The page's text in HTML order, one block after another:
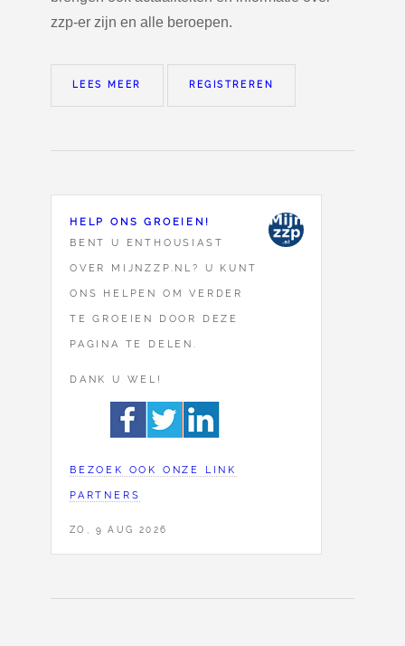
zzp-er zijn en alle beroepen.
LEES MEER REGISTREREN
HELP ONS GROEIEN!
BENT U ENTHOUSIAST
OVER MIJNZZP.NL? U KUNT
ONS HELPEN OM VERDER
TE GROEIEN DOOR DEZE
PAGINA TE DELEN.
DANK U WEL!
BEZOEK OOK ONZE LINK
PARTNERS
ZO, 9 AUG 2026